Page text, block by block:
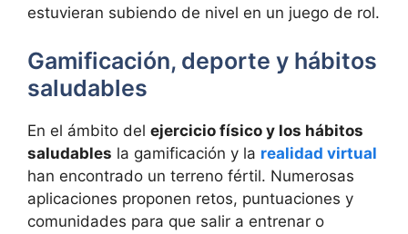
estuvieran subiendo de nivel en un juego de rol.
Gamificación, deporte y hábitos
saludables
En el ámbito del ejercicio físico y los hábitos
saludables la gamificación y la realidad virtual
han encontrado un terreno fértil. Numerosas
aplicaciones proponen retos, puntuaciones y
comunidades para que salir a entrenar o